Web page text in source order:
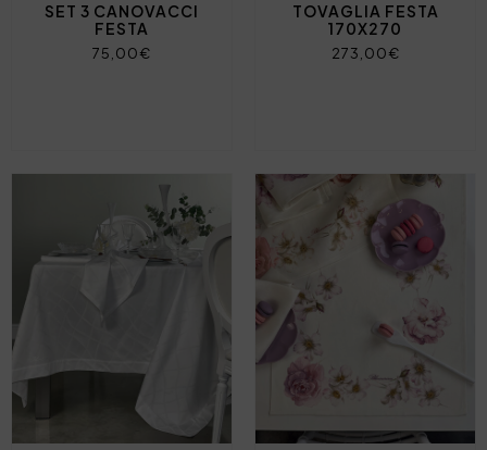
SET 3 CANOVACCI
FESTA
75,00€
TOVAGLIA FESTA
170X270
273,00€